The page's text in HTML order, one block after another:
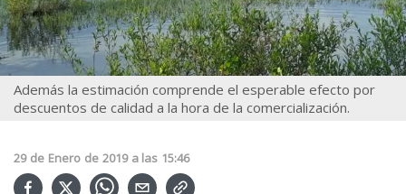
Además la estimación comprende el esperable efecto por
descuentos de calidad a la hora de la comercialización.
29 de Enero de 2019 a las 15:46